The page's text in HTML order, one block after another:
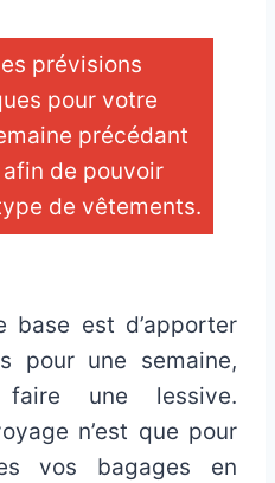
prévisions
pour votre
précédant
de pouvoir
de vêtements.
base est d’apporter
pour une semaine,
une lessive.
n’est que pour
vos bagages en